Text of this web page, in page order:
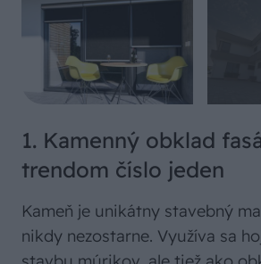
1. Kamenný obklad
trendom číslo jeden
Kameň je unikátny stavebný
nikdy nezostarne. Využíva sa